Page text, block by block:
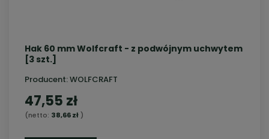
Hak 60 mm Wolfcraft - z podwójnym uchwytem
[3 szt.]
Producent:WOLFCRAFT
47,55 zł
(netto: 38,66 zł)